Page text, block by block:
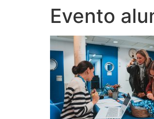
Evento